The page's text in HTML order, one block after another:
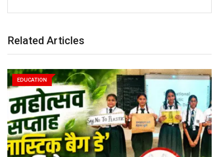
Related Articles
EDUCATION